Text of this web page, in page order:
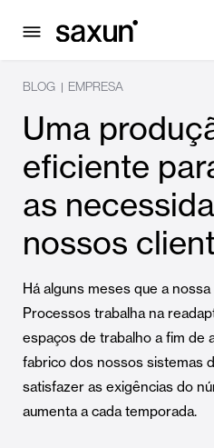
BLOG | EMPRESA
Uma
eficiente
as
nossos
Há alguns meses que a
Processos trabalha na
espaços de trabalho a fim de
fabrico dos nossos sistemas
satisfazer as exigências do
aumenta a cada temporada.